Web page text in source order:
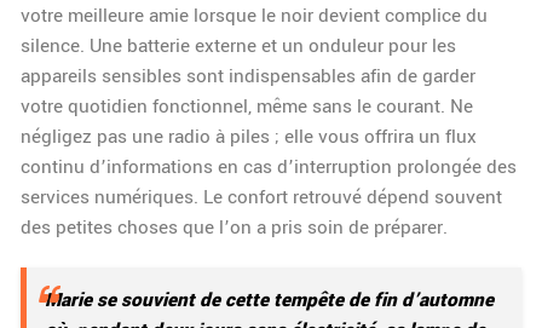
votre meilleure amie lorsque le noir devient complice du
silence. Une batterie externe et un onduleur pour les
appareils sensibles sont indispensables afin de garder
votre quotidien fonctionnel, même sans le courant. Ne
négligez pas une radio à piles ; elle vous offrira un flux
continu d’informations en cas d’interruption prolongée des
services numériques. Le confort retrouvé dépend souvent
des petites choses que l’on a pris soin de préparer.
Marie se souvient de cette tempête de fin d’automne